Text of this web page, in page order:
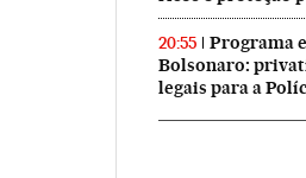
20:55
Programa
Bolsonaro:
legais para a